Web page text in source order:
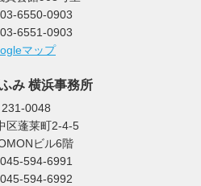
6550-0903
6551-0903
マップ
み 横浜事務所
231-0048
区蓬莱町2-4-5
ビル6階
594-6991
594-6992